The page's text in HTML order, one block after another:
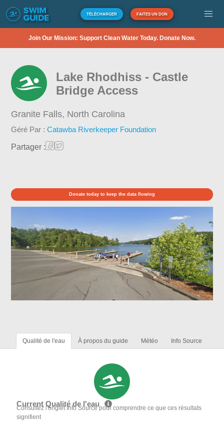
TÉLÉCHARGER FAITES UN DON
Join Our Mission: Support Clean Water Today. Donate Now.
Lake Rhodhiss - Castle
Bridge Access
Granite Falls, North Carolina
Géré Par :Catawba Riverkeeper Foundation
Partager :
Donate today to keep the data flowing
Qualité de l'eau À propos du guide Météo Info Source
Current Qualité de l'eau
Consultez l'onglet Info Source pour comprendre ce que ces résultats
signifient